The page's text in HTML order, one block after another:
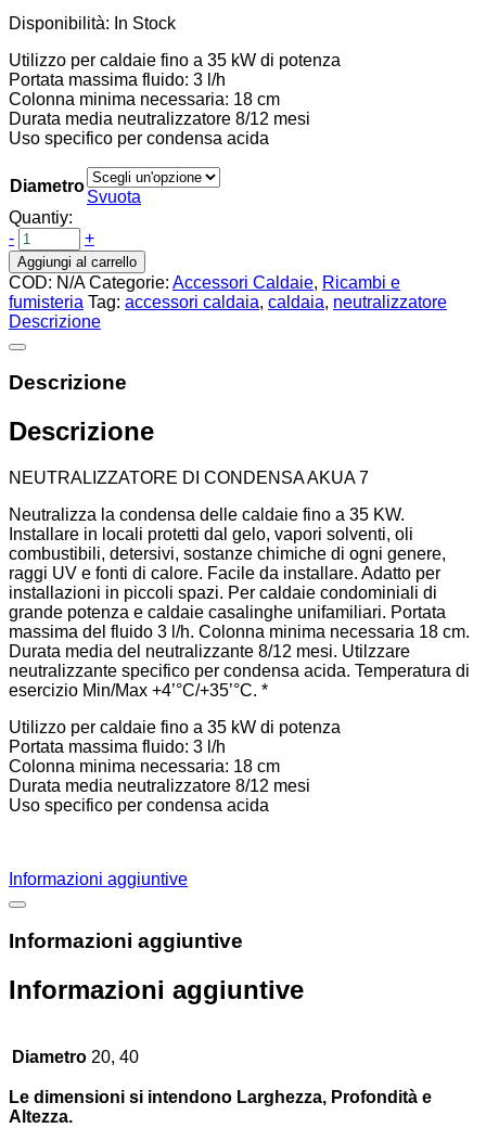
Disponibilità: In Stock
Utilizzo per caldaie fino a 35 kW di potenza
Portata massima fluido: 3 l/h
Colonna minima necessaria: 18 cm
Durata media neutralizzatore 8/12 mesi
Uso specifico per condensa acida
Diametro
Svuota
Quantiy:
-
+
Aggiungi al carrello
COD: N/A Categorie: Accessori Caldaie, Ricambi e
fumisteria Tag: accessori caldaia, caldaia, neutralizzatore
Descrizione
Descrizione
Descrizione
NEUTRALIZZATORE DI CONDENSA AKUA 7
Neutralizza la condensa delle caldaie fino a 35 KW.
Installare in locali protetti dal gelo, vapori solventi, oli
combustibili, detersivi, sostanze chimiche di ogni genere,
raggi UV e fonti di calore. Facile da installare. Adatto per
installazioni in piccoli spazi. Per caldaie condominiali di
grande potenza e caldaie casalinghe unifamiliari. Portata
massima del fluido 3 l/h. Colonna minima necessaria 18 cm.
Durata media del neutralizzante 8/12 mesi. Utilzzare
neutralizzante specifico per condensa acida. Temperatura di
esercizio Min/Max +4’°C/+35’°C. *
Utilizzo per caldaie fino a 35 kW di potenza
Portata massima fluido: 3 l/h
Colonna minima necessaria: 18 cm
Durata media neutralizzatore 8/12 mesi
Uso specifico per condensa acida
Informazioni aggiuntive
Informazioni aggiuntive
Informazioni aggiuntive
Diametro 20, 40
Le dimensioni si intendono Larghezza, Profondità e
Altezza.